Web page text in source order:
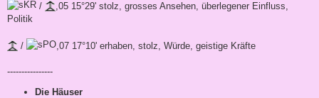
/
,05 15°29' stolz, grosses Ansehen, überlegener Einfluss,
Politik
/ ,07 17°10' erhaben, stolz, Würde, geistige Kräfte
----------------
Die Häuser